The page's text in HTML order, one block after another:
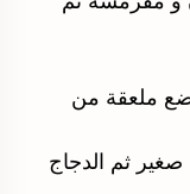
ملعقة من
صغير ثم الدجاج